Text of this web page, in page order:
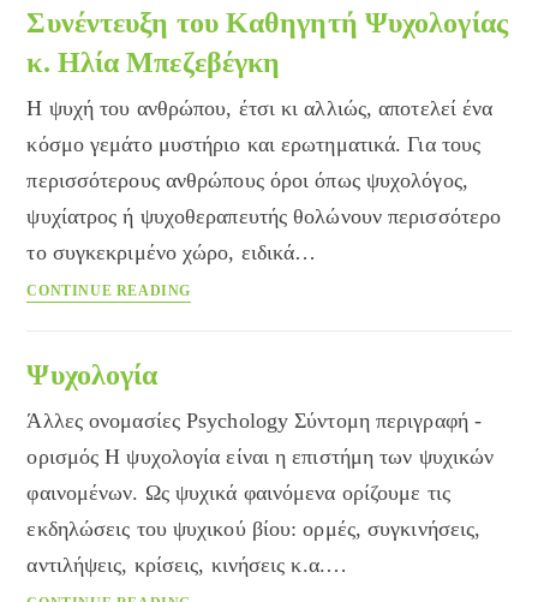
μας.
Μιλά
Care
η
καθηγήτρια
κ.
Αναστασία
Καλαντζή
Συνέντευξη του Καθηγητή Ψυχολογίας
κ. Ηλία Μπεζεβέγκη
Η ψυχή του ανθρώπου, έτσι κι αλλιώς, αποτελεί ένα
κόσμο γεμάτο μυστήριο και ερωτηματικά. Για τους
περισσότερους ανθρώπους όροι όπως ψυχολόγος,
ψυχίατρος ή ψυχοθεραπευτής θολώνουν περισσότερο
το συγκεκριμένο χώρο, ειδικά…
CONTINUE READING
Συνέντευξη
του
Ψυχολογίας
κ.
Ηλία
Ψυχολογία
Άλλες ονομασίες Psychology Σύντομη περιγραφή -
ορισμός Η ψυχολογία είναι η επιστήμη των ψυχικών
φαινομένων. Ως ψυχικά φαινόμενα ορίζουμε τις
εκδηλώσεις του ψυχικού βίου: ορμές, συγκινήσεις,
αντιλήψεις, κρίσεις, κινήσεις κ.α.…